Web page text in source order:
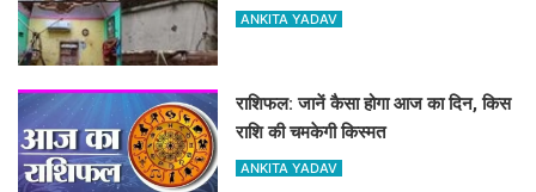
लोगों की मौत
ANKITA YADAV
राशिफल: जानें कैसा होगा आज का दिन, किस
राशि की चमकेगी किस्मत
ANKITA YADAV